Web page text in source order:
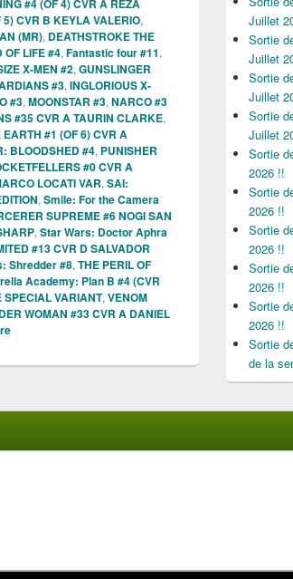
#4 (OF 4) CVR A REZA
CVR B KEYLA VALERIO,
(MR), DEATHSTROKE THE
OF LIFE #4, Fantastic four #11,
X-MEN #2, GUNSLINGER
#3, INGLORIOUS X-
#3, MOONSTAR #3, NARCO #3
#35 CVR A TAURIN CLARKE,
EARTH #1 (OF 6) CVR A
BLOODSHED #4, PUNISHER
#0 CVR A
LOCATI VAR, SAI:
, Smile: For the Camera
SUPREME #6 NOGI SAN
, Star Wars: Doctor Aphra
#13 CVR D SALVADOR
Shredder #8, THE PERIL OF
Academy: Plan B #4 (CVR
SPECIAL VARIANT, VENOM
WOMAN #33 CVR A DANIEL
Juillet
Sortie
Juillet
Sortie
Juillet
Sortie
Juillet
Sortie
2026 !!
Sortie
2026 !!
Sortie
2026 !!
Sortie
2026 !!
Sortie
2026 !!
Sortie
de la